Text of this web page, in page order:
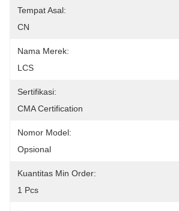
Tempat Asal:
CN
Nama Merek:
LCS
Sertifikasi:
CMA Certification
Nomor Model:
Opsional
Kuantitas Min Order:
1 Pcs